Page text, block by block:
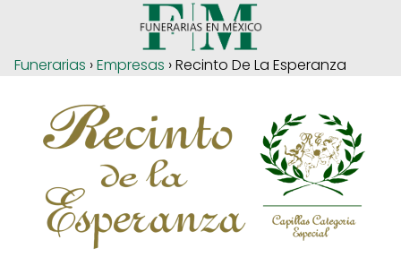
Funerarias ›Empresas › Recinto De La Esperanza